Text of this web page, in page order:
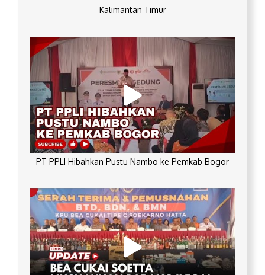
Kalimantan Timur
PT PPLI Hibahkan Pustu Nambo ke Pemkab Bogor